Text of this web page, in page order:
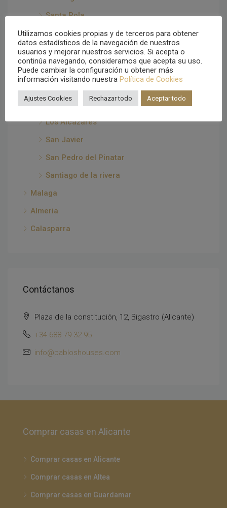
Santa Pola
Torrevieja
Villajoyosa
Vistabella Golf
Águilas
Los Alcázares
San Javier
San Pedro del Pinatar
Santiago de la rivera
Malaga
Almeria
Calasparra
Contáctanos
Plaza de la constitución, 12, Bigastro (Alicante)
+34 688 79 32 95
info@pabloshouses.com
Comprar casas en Alicante
Comprar casas en Alicante
Comprar casas en Altea
Comprar casas en Guardamar
Utilizamos cookies propias y de terceros para obtener
datos estadísticos de la navegación de nuestros
usuarios y mejorar nuestros servicios. Si acepta o
continúa navegando, consideramos que acepta su uso.
Puede cambiar la configuración u obtener más
información visitando nuestra Política de Cookies
Ajustes Cookies Rechazar todo Aceptar todo